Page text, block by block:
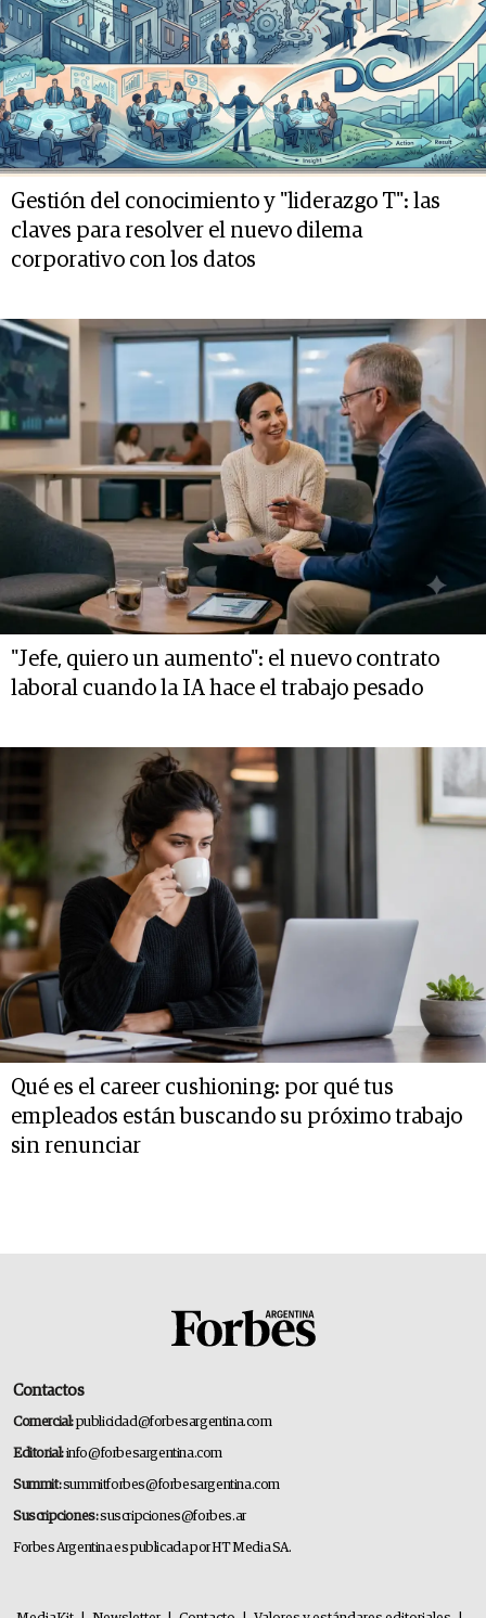
Gestión del conocimiento y "liderazgo T": las
claves para resolver el nuevo dilema
corporativo con los datos
"Jefe, quiero un aumento": el nuevo contrato
laboral cuando la IA hace el trabajo pesado
Qué es el career cushioning: por qué tus
empleados están buscando su próximo trabajo
sin renunciar
Contactos
Comercial:publicidad@forbesargentina.com
Editorial:info@forbesargentina.com
Summit:summitforbes@forbesargentina.com
Suscripciones:suscripciones@forbes.ar
Forbes Argentina es publicada por HT Media SA.